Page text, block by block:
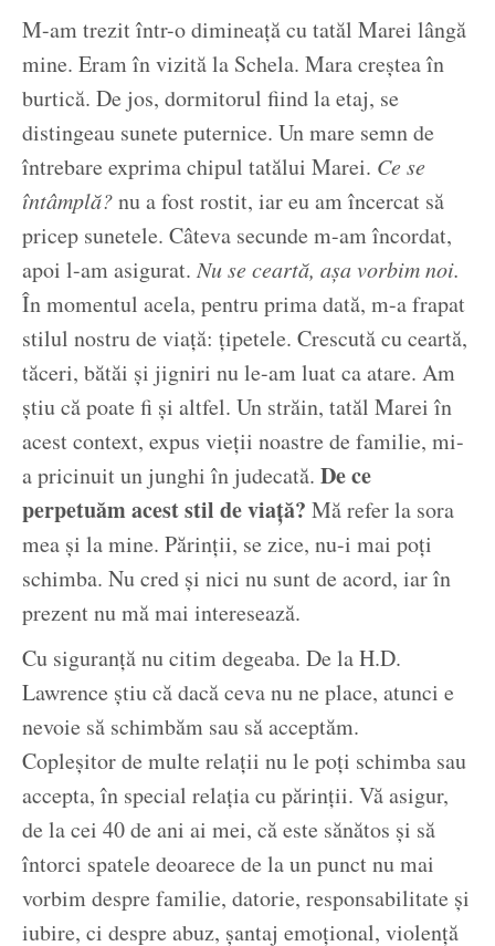
M-am trezit într-o dimineață cu tatăl Marei lângă
mine. Eram în vizită la Schela. Mara creștea în
burtică. De jos, dormitorul fiind la etaj, se
distingeau sunete puternice. Un mare semn de
întrebare exprima chipul tatălui Marei. Ce se
întâmplă?nu a fost rostit, iar eu am încercat să
pricep sunetele. Câteva secunde m-am încordat,
apoi l-am asigurat.Nu se ceartă, așa vorbim noi.
În momentul acela, pentru prima dată, m-a frapat
stilul nostru de viață: țipetele. Crescută cu ceartă,
tăceri, bătăi și jigniri nu le-am luat ca atare. Am
știu că poate fi și altfel. Un străin, tatăl Marei în
acest context, expus vieții noastre de familie, mi-
a pricinuit un junghi în judecată. De ce
perpetuăm acest stil de viață? Mă refer la sora
mea și la mine. Părinții, se zice, nu-i mai poți
schimba. Nu cred și nici nu sunt de acord, iar în
prezent nu mă mai interesează.
Cu siguranță nu citim degeaba. De la H.D.
Lawrence știu că dacă ceva nu ne place, atunci e
nevoie să schimbăm sau să acceptăm.
Copleșitor de multe relații nu le poți schimba sau
accepta, în special relația cu părinții. Vă asigur,
de la cei 40 de ani ai mei, că este sănătos și să
întorci spatele deoarece de la un punct nu mai
vorbim despre familie, datorie, responsabilitate și
iubire, ci despre abuz, șantaj emoțional, violență